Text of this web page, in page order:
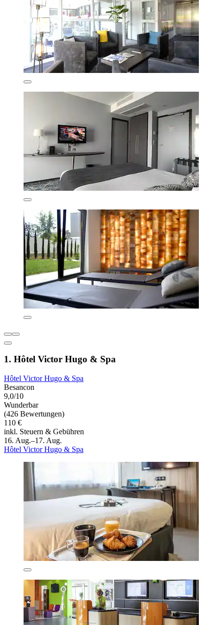
1. Hôtel Victor Hugo & Spa
Hôtel Victor Hugo & Spa
Besancon
9,0/10
Wunderbar
(426 Bewertungen)
110 €
inkl. Steuern & Gebühren
16. Aug.–17. Aug.
Hôtel Victor Hugo & Spa